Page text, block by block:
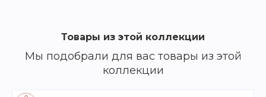
Товары из этой коллекции
Мы подобрали для вас товары из этой
коллекции